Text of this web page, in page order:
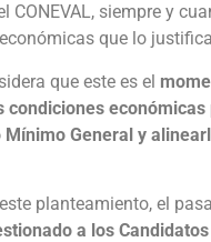
CONEVAL, siempre y
que lo
que este es el
condiciones
General y
planteamiento, el
a los